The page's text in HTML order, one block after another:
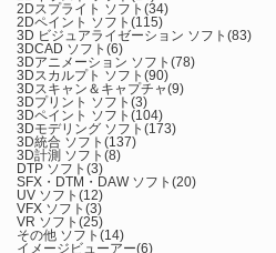
2Dスプライト ソフト (34)
2Dペイント ソフト (115)
3D ビジュアライゼーション ソフト (83)
3DCAD ソフト (6)
3Dアニメーション ソフト (78)
3Dスカルプト ソフト (90)
3Dスキャン＆キャプチャ(9)
3Dプリント ソフト (3)
3Dペイント ソフト (104)
3Dモデリング ソフト (173)
3D統合 ソフト (137)
3D計測 ソフト (8)
DTP ソフト (3)
SFX・DTM・DAW ソフト (20)
UV ソフト (12)
VFX ソフト (3)
VR ソフト (25)
その他 ソフト (14)
イメージビューアー(6)